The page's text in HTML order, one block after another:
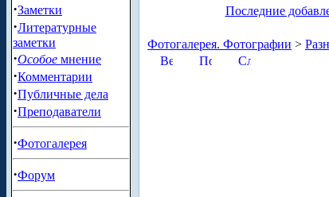
·Заметки
·Литературные
заметки
·Особое мнение
·Комментарии
·Публичные дела
·Преподаватели
·Фотогалерея
·Форум
Последние
Фотогалерея. Фотографии >